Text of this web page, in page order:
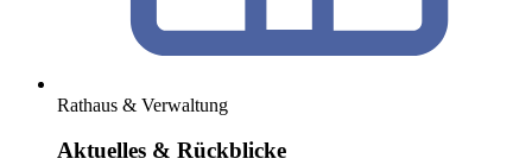
Rathaus & Verwaltung
Aktuelles & Rückblicke